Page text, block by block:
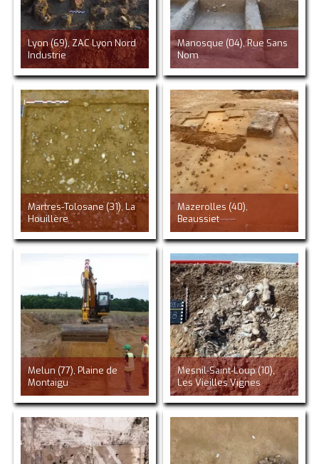
Lyon (69), ZAC Lyon Nord
Industrie
Manosque (04), Rue Sans
Nom
Martres-Tolosane (31), La
Houillère
Mazerolles (40),
Beaussiet
Melun (77), Plaine de
Montaigu
Mesnil-Saint-Loup (10),
Les Vieilles Vignes